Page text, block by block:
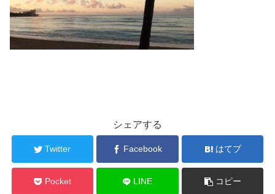
シェアする
Twitter Facebook はてブ
Pocket LINE コピー